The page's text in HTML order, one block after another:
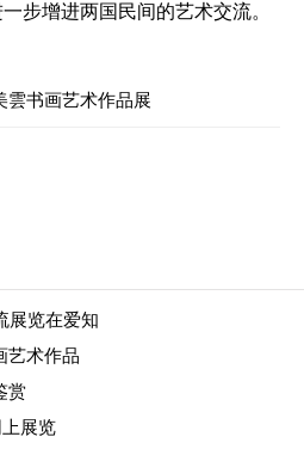
步增进两国民间的艺术交流。
书画艺术作品展
展览在爱知
术作品
赏
上展览